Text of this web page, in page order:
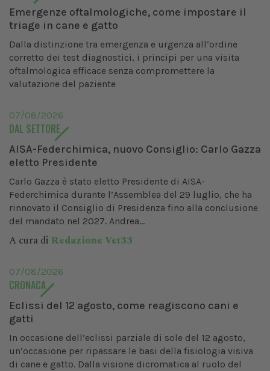
Emergenze oftalmologiche, come impostare il
triage in cane e gatto
Dalla distinzione tra emergenza e urgenza all’ordine
corretto dei test diagnostici, i principi per una visita
oftalmologica efficace senza compromettere la
valutazione del paziente
07/08/2026
DAL SETTORE
AISA-Federchimica, nuovo Consiglio: Carlo Gazza
eletto Presidente
Carlo Gazza è stato eletto Presidente di AISA-
Federchimica durante l’Assemblea del 29 luglio, che ha
rinnovato il Consiglio di Presidenza fino alla conclusione
del mandato nel 2027. Andrea...
A cura di Redazione Vet33
07/08/2026
CRONACA
Eclissi del 12 agosto, come reagiscono cani e
gatti
In occasione dell’eclissi parziale di sole del 12 agosto,
un’occasione per ripassare le basi della fisiologia visiva
di cane e gatto. Dalla visione dicromatica al ruolo del